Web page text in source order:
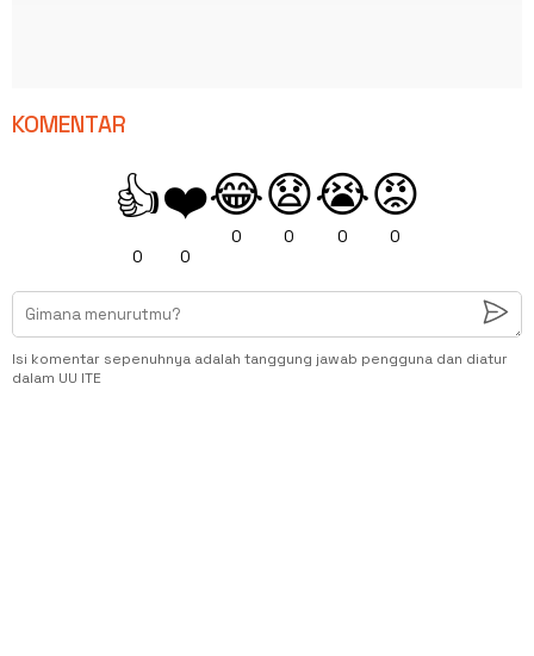
KOMENTAR
👍
0
❤️
0
😂
0
😧
0
😭
0
😡
0
Isi komentar sepenuhnya adalah tanggung jawab pengguna dan diatur
dalam UU ITE